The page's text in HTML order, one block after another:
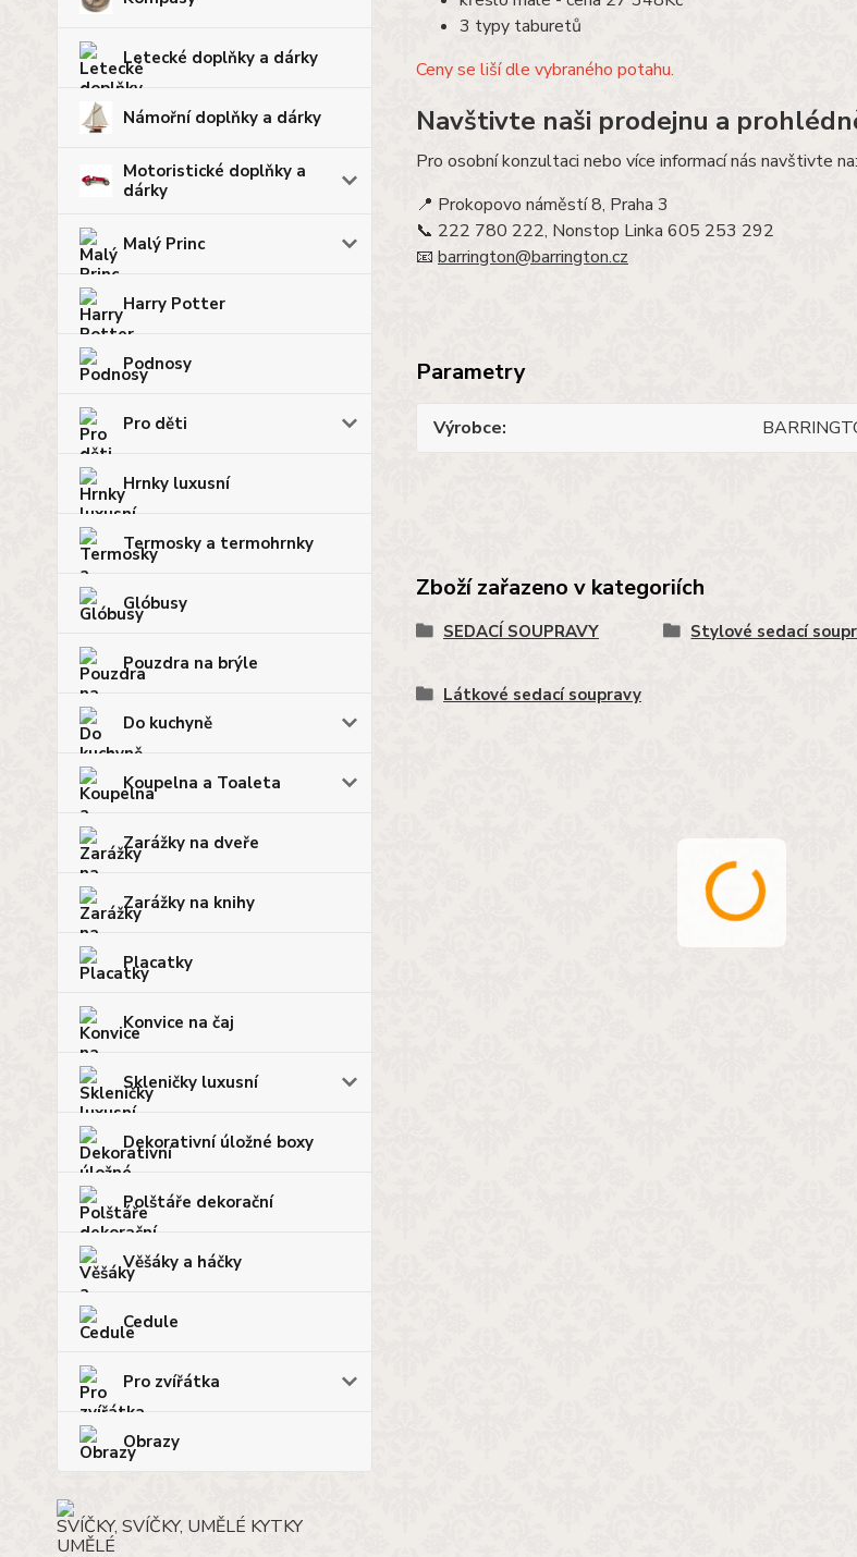
Letecké doplňky a dárky
Námořní doplňky a dárky
Motoristické doplňky a
dárky
Malý Princ
Harry Potter
Podnosy
Pro děti
Hrnky luxusní
Termosky a termohrnky
Glóbusy
Pouzdra na brýle
Do kuchyně
Koupelna a Toaleta
Zarážky na dveře
Zarážky na knihy
Placatky
Konvice na čaj
Skleničky luxusní
Dekorativní úložné boxy
Polštáře dekorační
Věšáky a háčky
Cedule
Pro zvířátka
Obrazy
SVÍČKY, UMĚLÉ KYTKY
3 typy taburetů
Ceny se liší dle vybraného potahu.
Navštivte naši prodejnu a
Pro osobní konzultaci nebo více informací nás navštivte na:
📍 Prokopovo náměstí 8, Praha 3
📞 222 780 222, Nonstop Linka 605 253 292
📧 barrington@barrington.cz
Parametry
Výrobce
Zboží zařazeno v kategoriích
SEDACÍ SOUPRAVY Stylové sedací
Látkové sedací soupravy